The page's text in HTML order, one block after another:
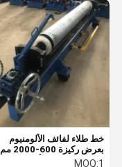
خط طلاء لفائف الألومنيوم
بعرض ركيزة 600-2000 مم
MOQ:1